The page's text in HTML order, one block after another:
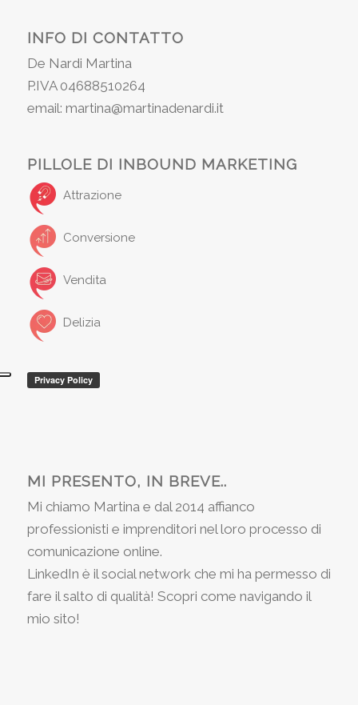
INFO DI CONTATTO
De Nardi Martina
P.IVA 04688510264
email: martina@martinadenardi.it
PILLOLE DI INBOUND MARKETING
Attrazione
Conversione
Vendita
Delizia
MI PRESENTO, IN BREVE..
Mi chiamo Martina e dal 2014 affianco
professionisti e imprenditori nel loro processo di
comunicazione online.
LinkedIn è il social network che mi ha permesso di
fare il salto di qualità! Scopri come navigando il
mio sito!